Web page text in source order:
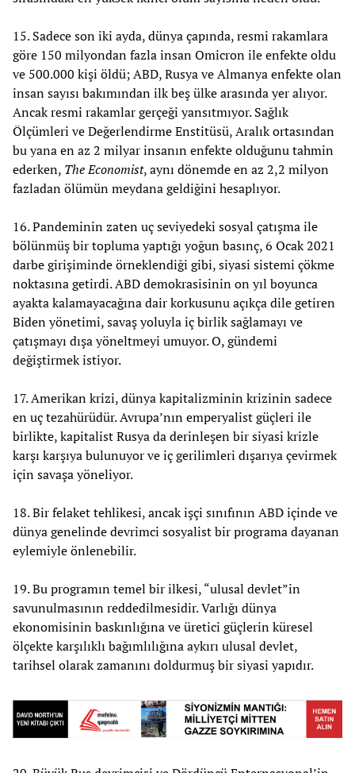
15. Sadece son iki ayda, dünya çapında, resmi rakamlara
göre 150 milyondan fazla insan Omicron ile enfekte oldu
ve 500.000 kişi öldü; ABD, Rusya ve Almanya enfekte olan
insan sayısı bakımından ilk beş ülke arasında yer alıyor.
Ancak resmi rakamlar gerçeği yansıtmıyor. Sağlık
Ölçümleri ve Değerlendirme Enstitüsü, Aralık ortasından
bu yana en az 2 milyar insanın enfekte olduğunu tahmin
ederken, The Economist, aynı dönemde en az 2,2 milyon
fazladan ölümün meydana geldiğini hesaplıyor.
16. Pandeminin zaten uç seviyedeki sosyal çatışma ile
bölünmüş bir topluma yaptığı yoğun basınç, 6 Ocak 2021
darbe girişiminde örneklendiği gibi, siyasi sistemi çökme
noktasına getirdi. ABD demokrasisinin on yıl boyunca
ayakta kalamayacağına dair korkusunu açıkça dile getiren
Biden yönetimi, savaş yoluyla iç birlik sağlamayı ve
çatışmayı dışa yöneltmeyi umuyor. O, gündemi
değiştirmek istiyor.
17. Amerikan krizi, dünya kapitalizminin krizinin sadece
en uç tezahürüdür. Avrupa’nın emperyalist güçleri ile
birlikte, kapitalist Rusya da derinleşen bir siyasi krizle
karşı karşıya bulunuyor ve iç gerilimleri dışarıya çevirmek
için savaşa yöneliyor.
18. Bir felaket tehlikesi, ancak işçi sınıfının ABD içinde ve
dünya genelinde devrimci sosyalist bir programa dayanan
eylemiyle önlenebilir.
19. Bu programın temel bir ilkesi, “ulusal devlet”in
savunulmasının reddedilmesidir. Varlığı dünya
ekonomisinin baskınlığına ve üretici güçlerin küresel
ölçekte karşılıklı bağımlılığına aykırı ulusal devlet,
tarihsel olarak zamanını doldurmuş bir siyasi yapıdır.